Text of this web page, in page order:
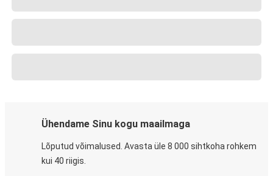
Ühendame Sinu kogu maailmaga
Lõputud võimalused. Avasta üle 8 000 sihtkoha rohkem
kui 40 riigis.